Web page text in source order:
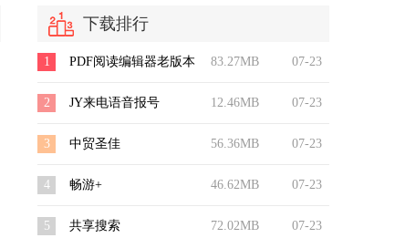
下载排行
07-23
83.27MB
1 PDF阅读编辑器老版本
07-23
12.46MB
2 JY来电语音报号
07-23
56.36MB
3 中贸圣佳
07-23
46.62MB
4 畅游+
07-23
72.02MB
5 共享搜索